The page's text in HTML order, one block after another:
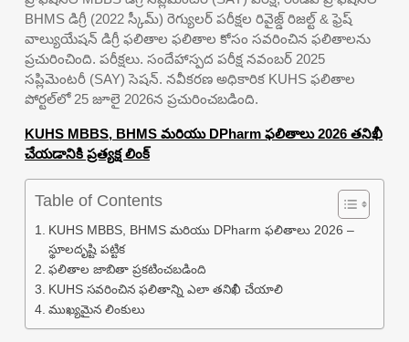
BHMS డిగ్రీ (2022 స్కీమ్) రెగ్యులర్ పరీక్షల రివైజ్డ్ రిజల్ట్ & ఫ్రెష్
వాల్యుయేషన్ డిగ్రీ ఫలితాల ఫలితాల కోసం సవరించిన ఫలితాలను
ప్రచురించింది. పరీక్షలు. సందేహాస్పద పరీక్ష నవంబర్ 2025
సప్లిమెంటరీ (SAY) సెషన్. నవీకరణ అధికారిక KUHS ఫలితాల
పోర్టల్‌లో 25 జూలై 2026న ప్రచురించబడింది.
KUHS MBBS, BHMS మరియు DPharm ఫలితాలు 2026 తనిఖీ
చేయడానికి ప్రత్యక్ష లింక్
Table of Contents
KUHS MBBS, BHMS మరియు DPharm ఫలితాలు 2026 –
స్థూలదృష్టి పట్టిక
ఫలితాల జాబితా ప్రకటించబడింది
KUHS సవరించిన ఫలితాన్ని ఎలా తనిఖీ చేయాలి
ముఖ్యమైన లింకులు